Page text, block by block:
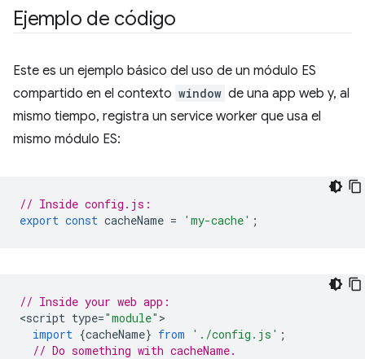
Ejemplo de código
Este es un ejemplo básico del uso de un módulo ES
compartido en el contexto window de una app web y, al
mismo tiempo, registra un service worker que usa el
mismo módulo ES:
// Inside config.js:
export const cacheName = 'my-cache' ;
// Inside your web app:
<script type="module"
import {cacheName} from './config.js' ;
// Do something with cacheName.